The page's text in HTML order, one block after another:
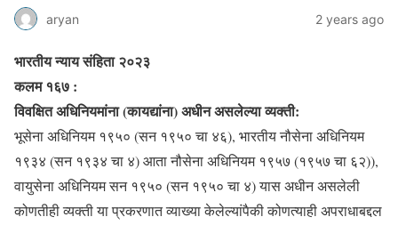
aryan 2 years ago
भारतीय न्याय संहिता २०२३
कलम १६७ :
विवक्षित अधिनियमांना (कायद्यांना) अधीन असलेल्या व्यक्ती:
भूसेना अधिनियम १९५० (सन १९५० चा ४६), भारतीय नौसेना अधिनियम
१९३४ (सन १९३४ चा ४) आता नौसेना अधिनियम १९५७ (१९५७ चा ६२)),
वायुसेना अधिनियम सन १९५० (सन १९५० चा ४) यास अधीन असलेली
कोणतीही व्यक्ती या प्रकरणात व्याख्या केलेल्यांपैकी कोणत्याही अपराधाबद्दल